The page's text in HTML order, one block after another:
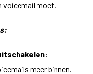
voicemail moet.
meer binnen.